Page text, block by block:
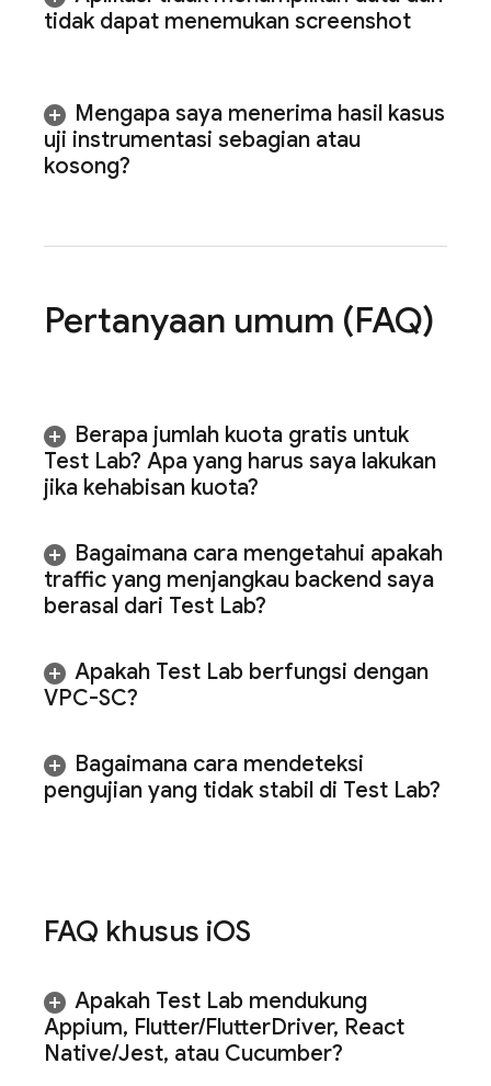
tidak dapat menemukan screenshot
Mengapa saya menerima hasil kasus
uji instrumentasi sebagian atau
kosong?
Pertanyaan umum (FAQ)
Berapa jumlah kuota gratis untuk
Test Lab? Apa yang harus saya lakukan
jika kehabisan kuota?
Bagaimana cara mengetahui apakah
traffic yang menjangkau backend saya
berasal dari Test Lab?
Apakah Test Lab berfungsi dengan
VPC-SC?
Bagaimana cara mendeteksi
pengujian yang tidak stabil di Test Lab?
FAQ khusus iOS
Apakah Test Lab mendukung
Appium, Flutter/FlutterDriver, React
Native/Jest, atau Cucumber?